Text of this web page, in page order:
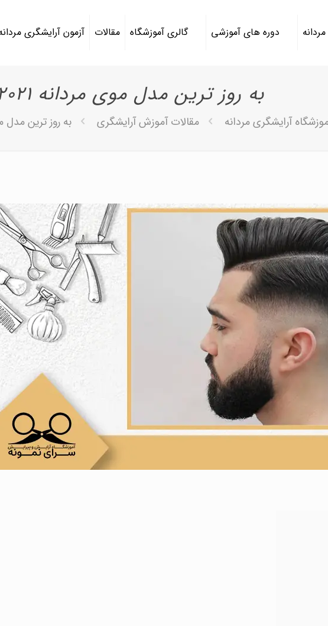
دوره های آموزشی گالری آموزشگاه مقالات آزمون آرایشگری
به روز ترین مدل موی مردانه 2021
آرایشگری مردانه مقالات آموزش آرایشگری به روز ترین مدل